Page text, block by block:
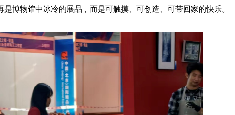
博物馆中冰冷的展品，而是可触摸、可创造、可带回家的快乐。